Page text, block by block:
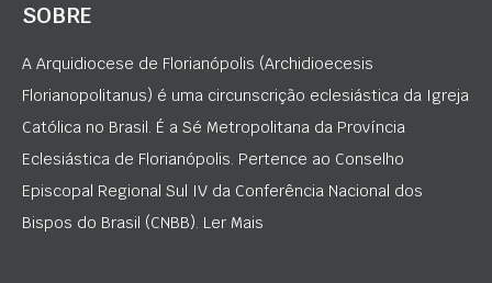
SOBRE
A Arquidiocese de Florianópolis (Archidioecesis
Florianopolitanus) é uma circunscrição eclesiástica da Igreja
Católica no Brasil. É a Sé Metropolitana da Província
Eclesiástica de Florianópolis. Pertence ao Conselho
Episcopal Regional Sul IV da Conferência Nacional dos
Bispos do Brasil (CNBB). Ler Mais